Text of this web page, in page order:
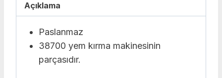
Açıklama
Paslanmaz
38700 yem kırma makinesinin
parçasıdır.